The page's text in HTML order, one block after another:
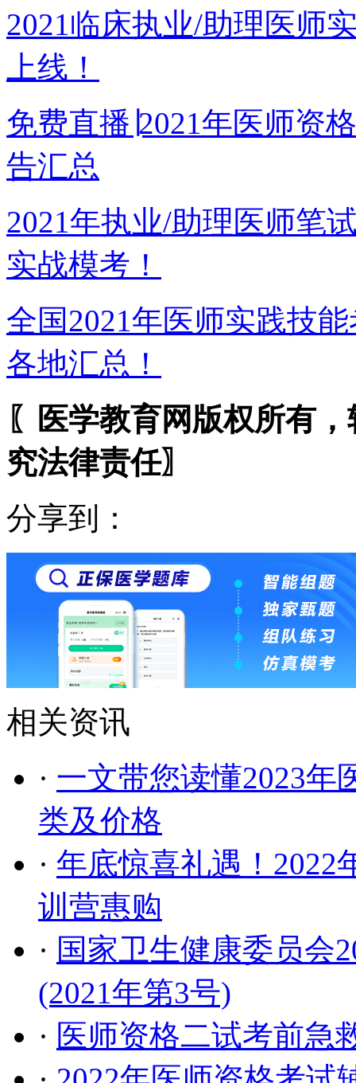
2021临床执业/助理医师
上线！
免费直播∣2021年医师资
告汇总
2021年执业/助理医师笔
实战模考！
全国2021年医师实践技
各地汇总！
〖医学教育网版权所有
究法律责任〗
分享到：
相关资讯
· 一文带您读懂2023年
类及价格
· 年底惊喜礼遇！2022
训营惠购
· 国家卫生健康委员会
(2021年第3号)
· 医师资格二试考前急